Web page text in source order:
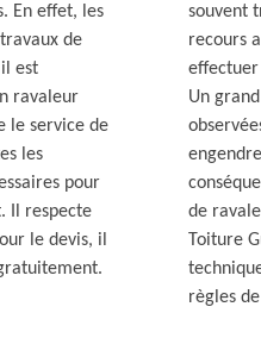
En effet, les
de
est
ravaleur
le service de
les
pour
Il respecte
le devis, il
souvent
recours
effectuer
Un
de
Toiture
règles